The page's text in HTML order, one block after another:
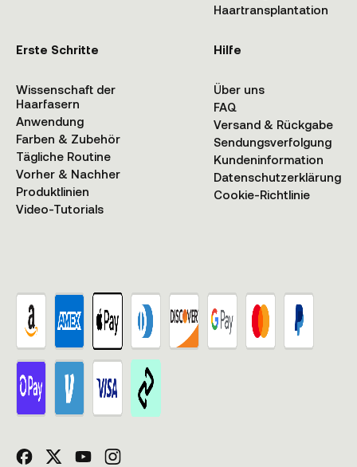
Haartransplantation
Erste Schritte
Wissenschaft der
Haarfasern
Anwendung
Farben & Zubehör
Tägliche Routine
Vorher & Nachher
Produktlinien
Video-Tutorials
Hilfe
Über uns
FAQ
Versand & Rückgabe
Sendungsverfolgung
Kundeninformation
Datenschutzerklärung
Cookie-Richtlinie